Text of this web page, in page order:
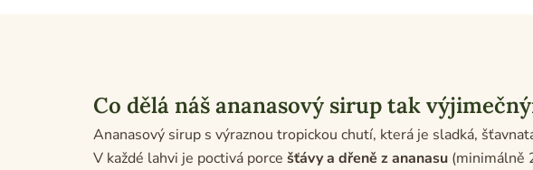
Co dělá náš ananasový sirup tak
Ananasový sirup s výraznou tropickou chutí, která je sladká,
V každé lahvi je poctivá porce šťávy a dřeně z ananasu (minimálně